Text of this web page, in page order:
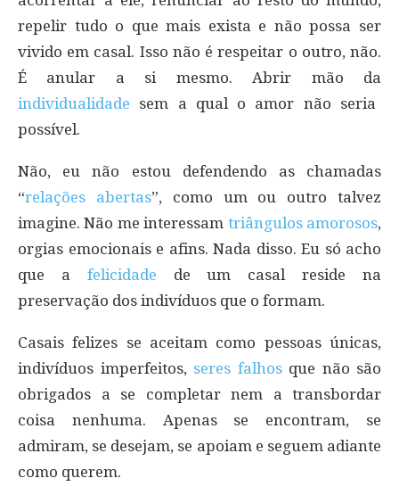
repelir tudo o que mais exista e não possa ser
vivido em casal. Isso não é respeitar o outro, não.
É anular a si mesmo. Abrir mão da
individualidade sem a qual o amor não seria
possível.
Não, eu não estou defendendo as chamadas
“relações abertas”, como um ou outro talvez
imagine. Não me interessam triângulos amorosos,
orgias emocionais e afins. Nada disso. Eu só acho
que a felicidade de um casal reside na
preservação dos indivíduos que o formam.
Casais felizes se aceitam como pessoas únicas,
indivíduos imperfeitos, seres falhosque não são
obrigados a se completar nem a transbordar
coisa nenhuma. Apenas se encontram, se
admiram, se desejam, se apoiam e seguem adiante
como querem.